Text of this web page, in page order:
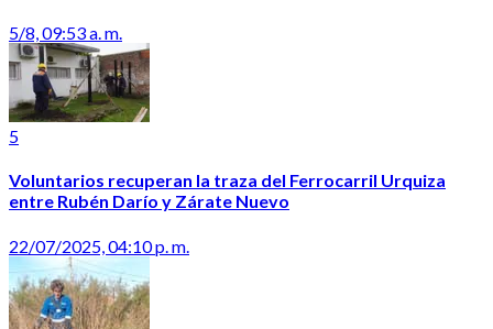
5/8, 09:53 a. m.
5
Voluntarios recuperan la traza del Ferrocarril Urquiza
entre Rubén Darío y Zárate Nuevo
22/07/2025, 04:10 p. m.